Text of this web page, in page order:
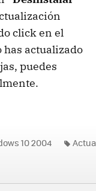
click en el
has actualizado
puedes
10 2004